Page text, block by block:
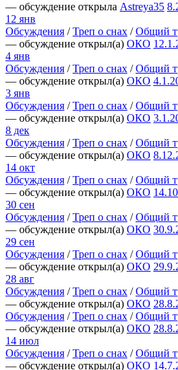
— обсуждение открыла Аstreya35
12 янв
Обсуждения /Треп о снах /Общий
— обсуждение открыл(а) ОКО
4 янв
Обсуждения /Треп о снах /Общий
— обсуждение открыл(а) ОКО
3 янв
Обсуждения /Треп о снах /Общий
— обсуждение открыл(а) ОКО
8 дек
Обсуждения /Треп о снах /Общий
— обсуждение открыл(а) ОКО
14 окт
Обсуждения /Треп о снах /Общий
— обсуждение открыл(а) ОКО
30 сен
Обсуждения /Треп о снах /Общий
— обсуждение открыл(а) ОКО
29 сен
Обсуждения /Треп о снах /Общий
— обсуждение открыл(а) ОКО
28 авг
Обсуждения /Треп о снах /Общий
— обсуждение открыл(а) ОКО
Обсуждения /Треп о снах /Общий
— обсуждение открыл(а) ОКО
14 июл
Обсуждения /Треп о снах /Общий
— обсуждение открыл(а) ОКО